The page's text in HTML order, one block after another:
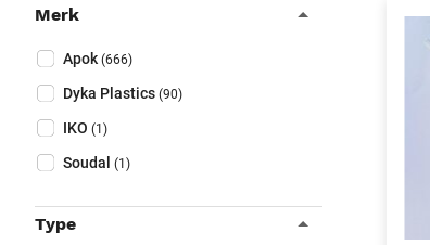
Filters
Merk
Merk (Optioneel)
Apok (666)
Dyka Plastics (90)
IKO (1)
Soudal (1)
Type